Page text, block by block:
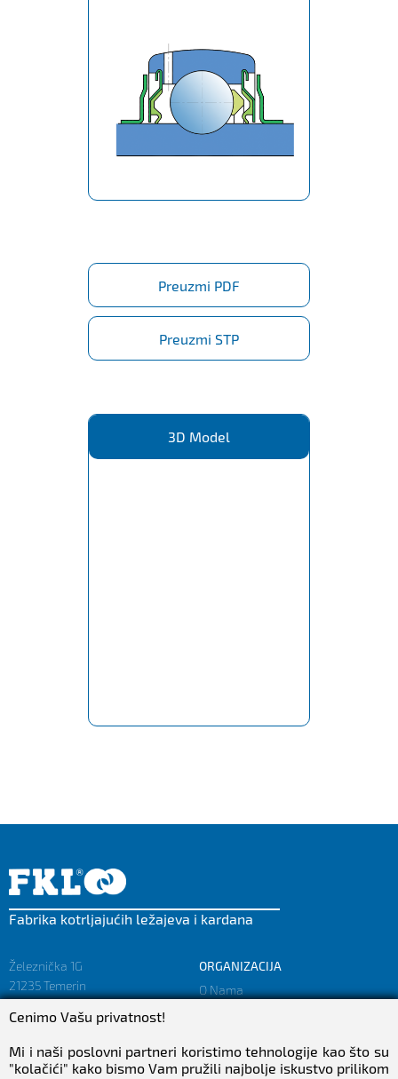
Preuzmi PDF
Preuzmi STP
3D Model
Fabrika kotrljajućih ležajeva i kardana
Železnička 1G
21235 Temerin
sales@fkl-serbia.com
marketing@fkl-serbia.com
ORGANIZACIJA
O Nama
Politika privatnosti
Cenimo Vašu privatnost!
Mi i naši poslovni partneri koristimo tehnologije kao što su
"kolačići" kako bismo Vam pružili najbolje iskustvo prilikom